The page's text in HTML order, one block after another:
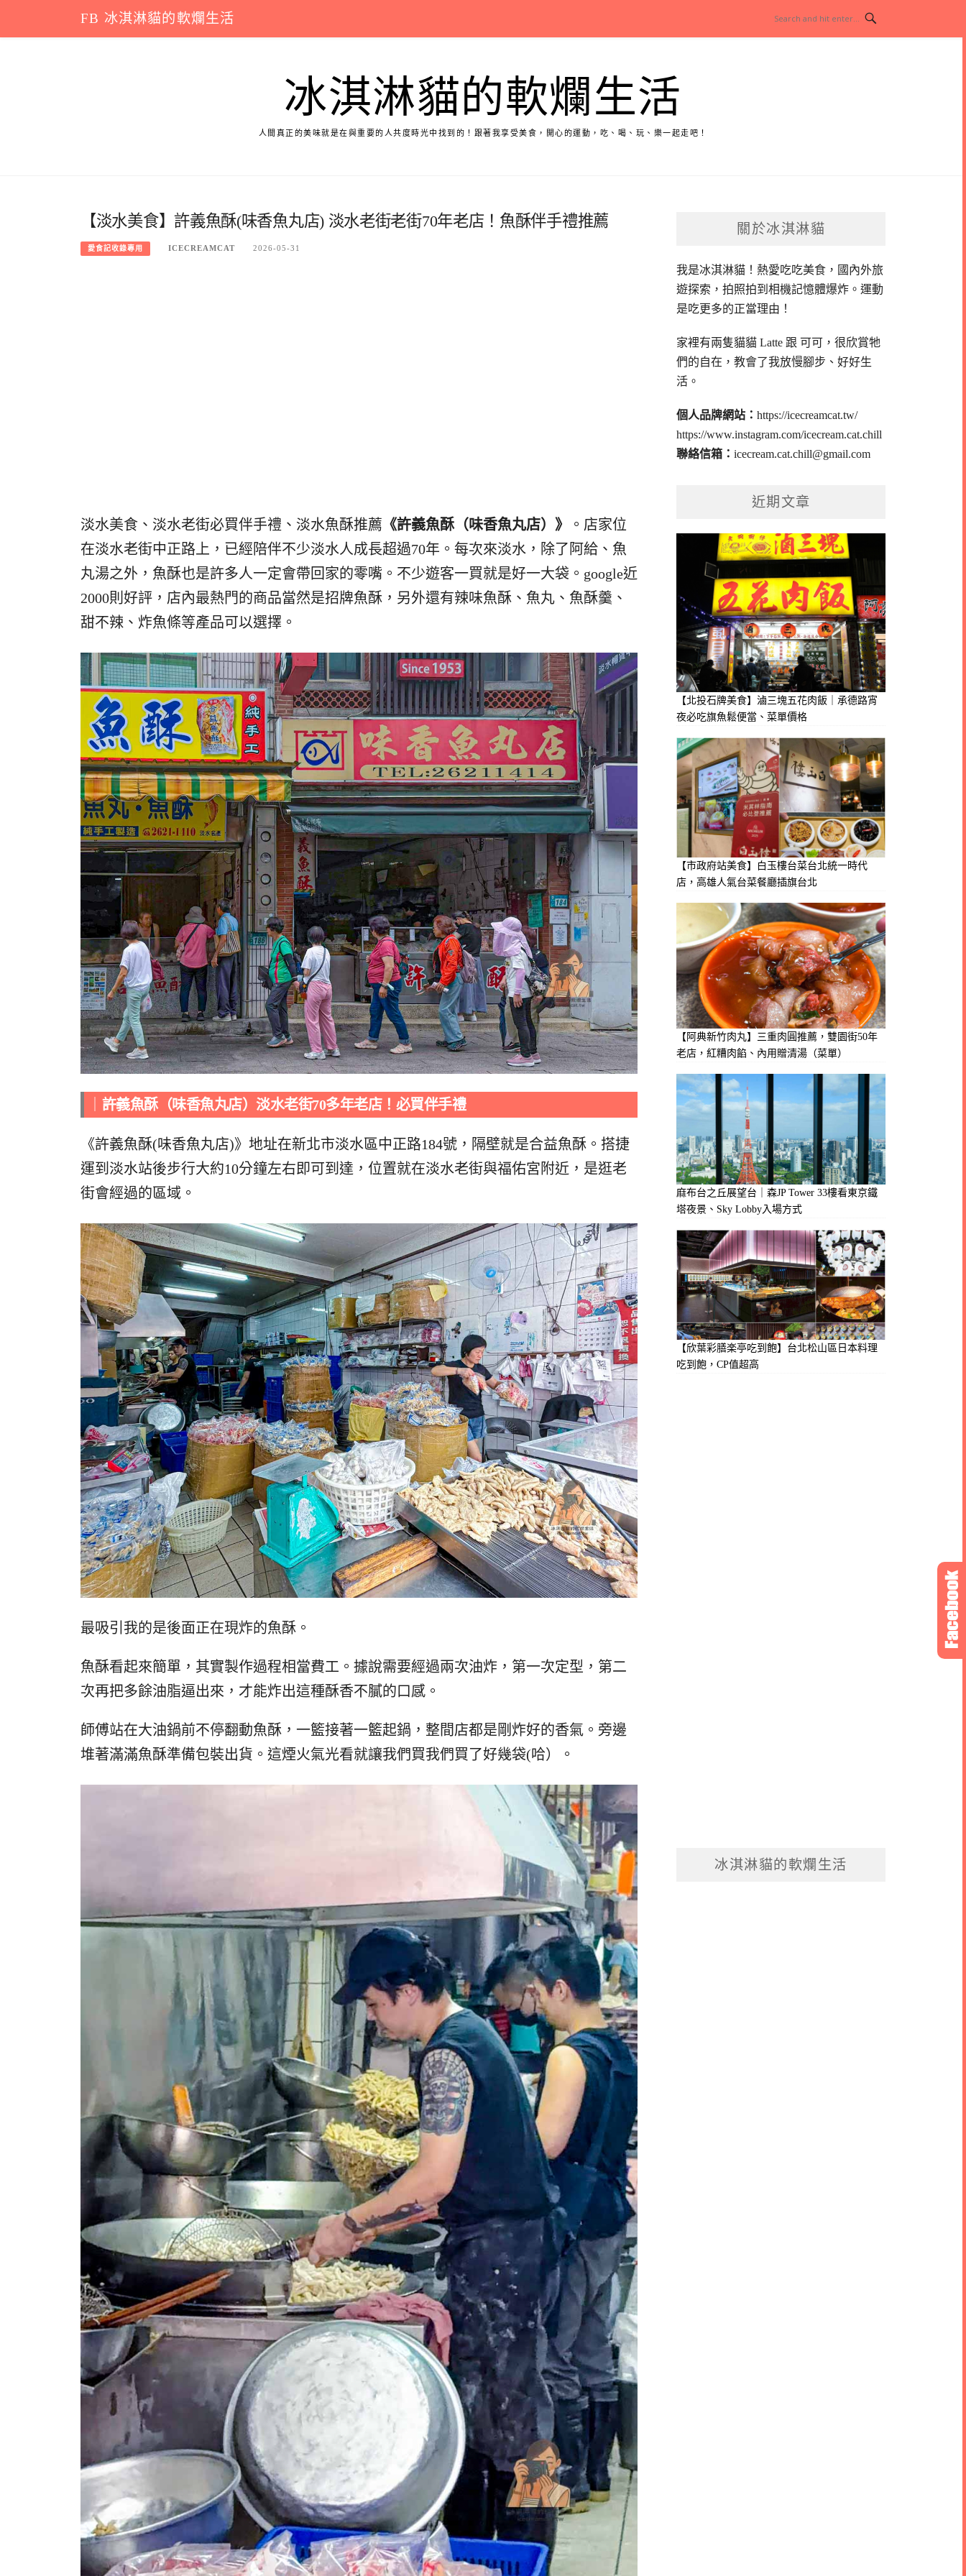
content
FB 冰淇淋貓的軟爛生活
冰淇淋貓的軟爛生活
人間真正的美味就是在與重要的人共度時光中找到的！跟著我享受美食，開心的運動，吃、喝、玩、樂一起走吧！
【淡水美食】許義魚酥(味香魚丸店) 淡水老街老街70年老店！魚酥伴手禮推薦
愛食記收錄專用 ICECREAMCAT 2026-05-31
淡水美食、淡水老街必買伴手禮、淡水魚酥推薦 《許義魚酥（味香魚丸店）》
。店家位
在淡水老街中正路上，已經陪伴不少淡水人成長超過70年。每次來淡水，除了阿給、魚
丸湯之外，魚酥也是許多人一定會帶回家的零嘴。不少遊客一買就是好一大袋。google近
2000則好評，店內最熱門的商品當然是招牌魚酥，另外還有辣味魚酥、魚丸、魚酥羹、
甜不辣、炸魚條等產品可以選擇。
許義魚酥（味香魚丸店）淡水老街70多年老店！必買伴手禮
《許義魚酥(味香魚丸店)》地址在新北市淡水區中正路184號，隔壁就是合益魚酥。搭捷
運到淡水站後步行大約10分鐘左右即可到達，位置就在淡水老街與福佑宮附近，是逛老
街會經過的區域。
最吸引我的是後面正在現炸的魚酥。
魚酥看起來簡單，其實製作過程相當費工。據說需要經過兩次油炸，第一次定型，第二
次再把多餘油脂逼出來，才能炸出這種酥香不膩的口感。
師傅站在大油鍋前不停翻動魚酥，一籃接著一籃起鍋，整間店都是剛炸好的香氣。旁邊
堆著滿滿魚酥準備包裝出貨。這煙火氣光看就讓我們買我們買了好幾袋(哈）。
關於冰淇淋貓
我是冰淇淋貓！ 熱愛吃吃美食，國內外旅
遊探索，拍照拍到相機記憶體爆炸。運動
是吃更多的正當理由！
家裡有兩隻貓貓 Latte 跟 可可，很欣賞牠
們的自在，教會了我放慢腳步、好好生
活。
個人品牌網站：https://icecreamcat.tw/
https://www.instagram.com/icecream.cat.chill
聯絡信箱：icecream.cat.chill@gmail.com
近期文章
【北投石牌美食】滷三塊五花肉飯｜承德路宵
夜必吃旗魚鬆便當、菜單價格
【市政府站美食】白玉樓台菜台北統一時代
店，高雄人氣台菜餐廳插旗台北
【阿典新竹肉丸】三重肉圓推薦，雙園街50年
老店，紅糟肉餡、內用贈清湯（菜單）
麻布台之丘展望台｜森JP Tower 33樓看東京鐵
塔夜景、Sky Lobby入場方式
【欣葉彩膳楽亭吃到飽】台北松山區日本料理
吃到飽，CP值超高
冰淇淋貓的軟爛生活